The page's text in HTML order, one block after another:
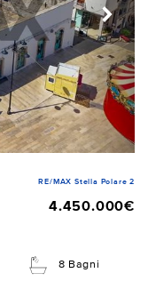
RE/MAX Stella Polare 2
4.450.000€
8 Bagni